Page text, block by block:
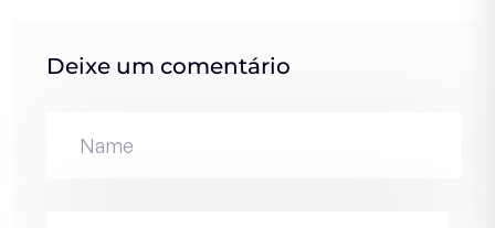
Deixe um comentário